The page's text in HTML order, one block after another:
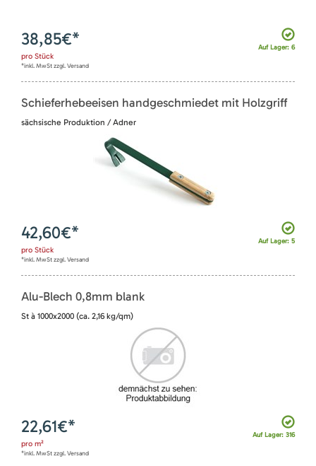
Auf Lager: 6
38,85€*
pro Stück
*inkl. MwSt zzgl. Versand
Schieferhebeeisen handgeschmiedet mit Holzgriff
sächsische Produktion / Adner
Auf Lager: 5
42,60€*
pro Stück
*inkl. MwSt zzgl. Versand
Alu-Blech 0,8mm blank
St à 1000x2000 (ca. 2,16 kg/qm)
Auf Lager: 316
22,61€*
pro m²
*inkl. MwSt zzgl. Versand